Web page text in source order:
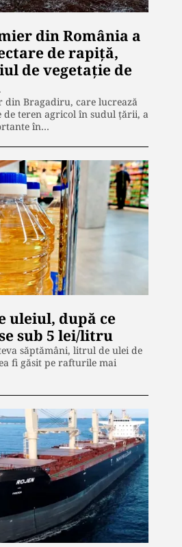
din România a
de rapiță,
de vegetație de
din Bragadiru, care lucrează
de teren agricol în sudul țării, a
în…
uleiul, după ce
sub 5 lei/litru
săptămâni, litrul de ulei de
fi găsit pe rafturile mai